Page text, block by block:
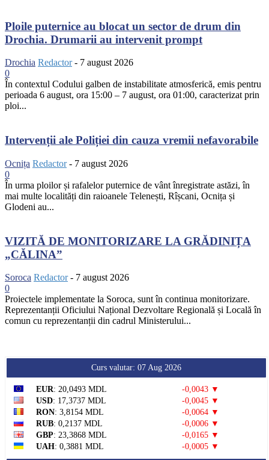
Ploile puternice au blocat un sector de drum din
Drochia. Drumarii au intervenit prompt
Drochia Redactor - 7 august 2026
0
În contextul Codului galben de instabilitate atmosferică, emis pentru
perioada 6 august, ora 15:00 – 7 august, ora 01:00, caracterizat prin
ploi...
Intervenții ale Poliției din cauza vremii nefavorabile
Ocnița Redactor - 7 august 2026
0
În urma ploilor și rafalelor puternice de vânt înregistrate astăzi, în
mai multe localități din raioanele Telenești, Rîșcani, Ocnița și
Glodeni au...
VIZITĂ DE MONITORIZARE LA GRĂDINIȚA
„CĂLINA”
Soroca Redactor - 7 august 2026
0
Proiectele implementate la Soroca, sunt în continua monitorizare.
Reprezentanții Oficiului Național Dezvoltare Regională și Locală în
comun cu reprezentanții din cadrul Ministerului...
Curs valutar: 07 Aug 2026
EUR: 20,0493 MDL
-0,0043 ▼
USD: 17,3737 MDL
-0,0045 ▼
RON: 3,8154 MDL
-0,0064 ▼
RUB: 0,2137 MDL
-0,0006 ▼
GBP: 23,3868 MDL
-0,0165 ▼
UAH: 0,3881 MDL -0,0005 ▼